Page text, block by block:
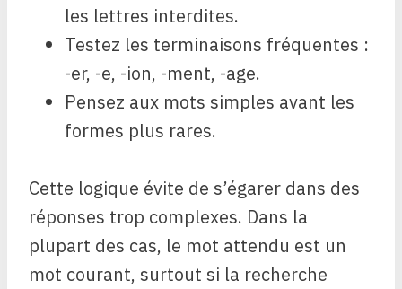
les lettres interdites.
Testez les terminaisons fréquentes :
-er, -e, -ion, -ment, -age.
Pensez aux mots simples avant les
formes plus rares.
Cette logique évite de s’égarer dans des
réponses trop complexes. Dans la
plupart des cas, le mot attendu est un
mot courant, surtout si la recherche